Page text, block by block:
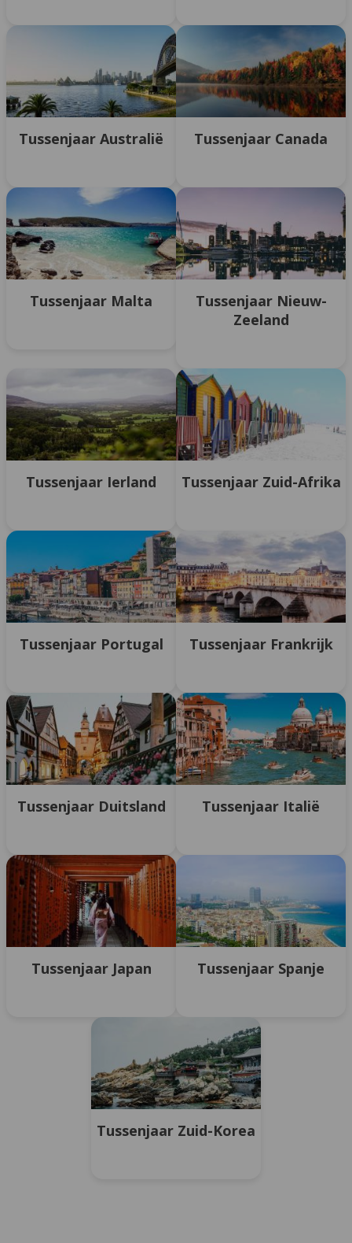
Tussenjaar Australië Tussenjaar Canada
Tussenjaar Malta
Tussenjaar Nieuw-
Zeeland
Tussenjaar Ierland Tussenjaar Zuid-Afrika
Tussenjaar Portugal Tussenjaar Frankrijk
Tussenjaar Duitsland Tussenjaar Italië
Tussenjaar Japan Tussenjaar Spanje
Tussenjaar Zuid-Korea